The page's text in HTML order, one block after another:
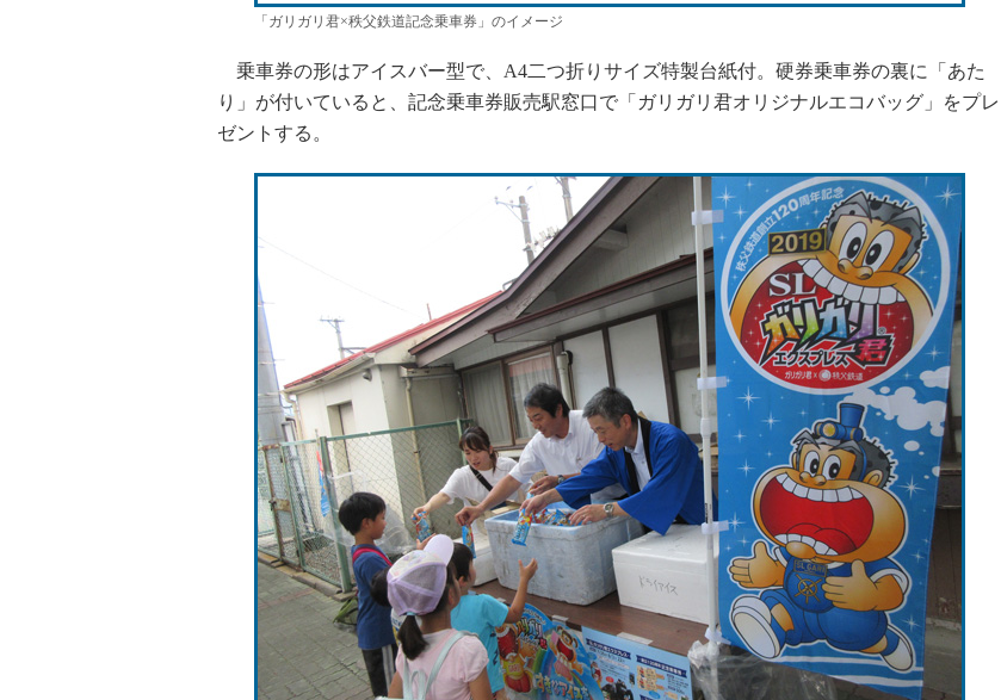
「ガリガリ君×秩父鉄道記念乗車券」のイメージ
乗車券の形はアイスバー型で、A4二つ折りサイズ特製台紙付。硬券乗車券の裏に「あた
り」が付いていると、記念乗車券販売駅窓口で「ガリガリ君オリジナルエコバッグ」をプレ
ゼントする。